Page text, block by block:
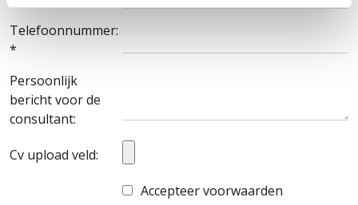
Telefoonnummer:
*
Persoonlijk
bericht voor de
consultant:
Cv upload veld:
Accepteer voorwaarden